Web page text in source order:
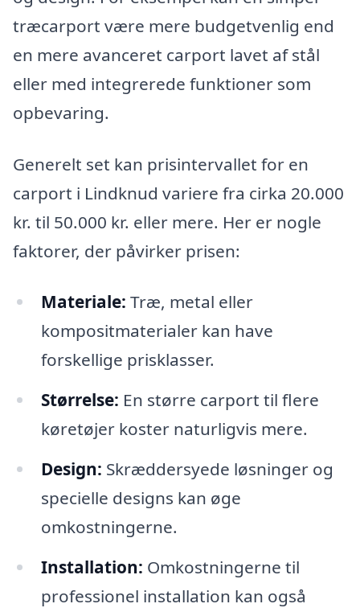
træcarport være mere budgetvenlig end
en mere avanceret carport lavet af stål
eller med integrerede funktioner som
opbevaring.
Generelt set kan prisintervallet for en
carport i Lindknud variere fra cirka 20.000
kr. til 50.000 kr. eller mere. Her er nogle
faktorer, der påvirker prisen:
Materiale: Træ, metal eller
kompositmaterialer kan have
forskellige prisklasser.
Størrelse: En større carport til flere
køretøjer koster naturligvis mere.
Design: Skræddersyede løsninger og
specielle designs kan øge
omkostningerne.
Installation: Omkostningerne til
professionel installation kan også